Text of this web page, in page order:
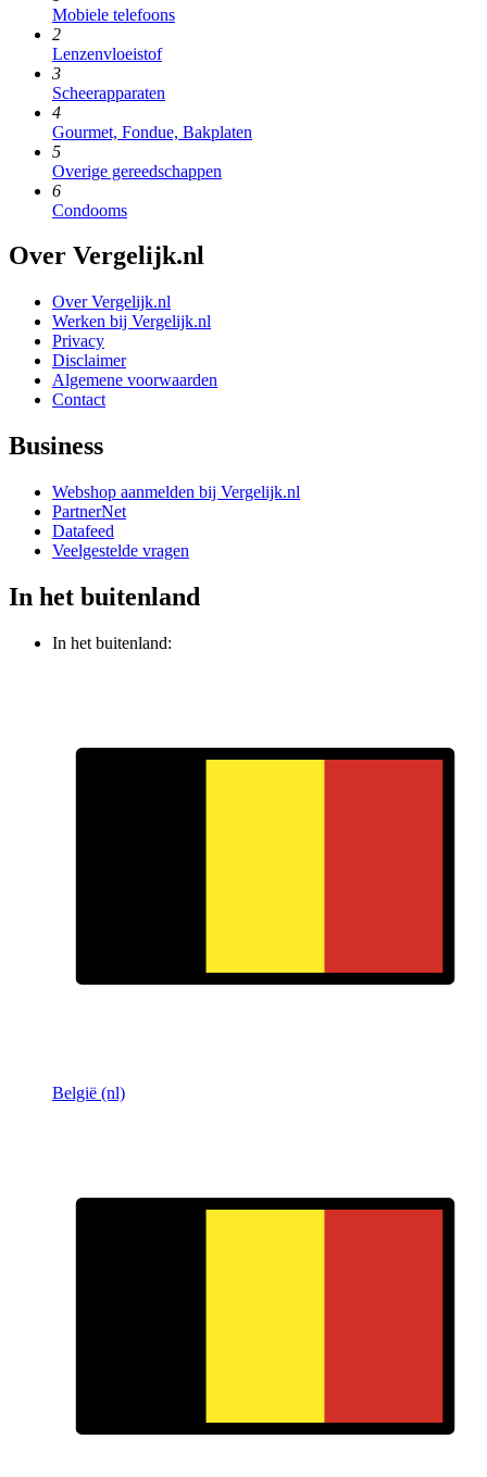
Mobiele telefoons
2
Lenzenvloeistof
3
Scheerapparaten
4
Gourmet, Fondue, Bakplaten
5
Overige gereedschappen
6
Condooms
Over Vergelijk.nl
Over Vergelijk.nl
Werken bij Vergelijk.nl
Privacy
Disclaimer
Algemene voorwaarden
Contact
Business
Webshop aanmelden bij Vergelijk.nl
PartnerNet
Datafeed
Veelgestelde vragen
In het buitenland
In het buitenland:
België (nl)